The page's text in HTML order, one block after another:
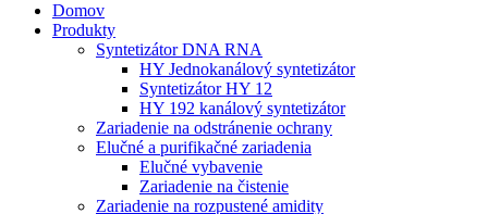
Domov
Produkty
Syntetizátor DNA RNA
HY Jednokanálový syntetizátor
Syntetizátor HY 12
HY 192 kanálový syntetizátor
Zariadenie na odstránenie ochrany
Elučné a purifikačné zariadenia
Elučné vybavenie
Zariadenie na čistenie
Zariadenie na rozpustené amidity